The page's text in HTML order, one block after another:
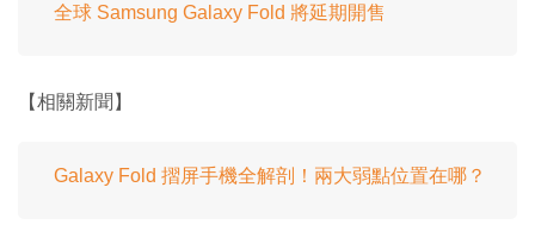
全球 Samsung Galaxy Fold 將延期開售
【相關新聞】
Galaxy Fold 摺屏手機全解剖！兩大弱點位置在哪？